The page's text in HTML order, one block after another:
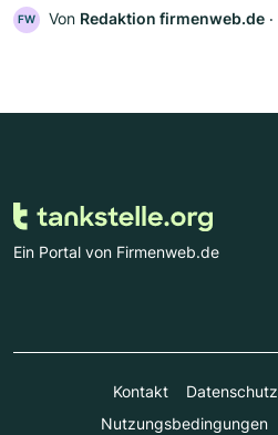
FW Von Redaktion firmenweb.de ‧
Ein Portal von Firmenweb.de
Kontakt Datenschutz
Nutzungsbedingungen